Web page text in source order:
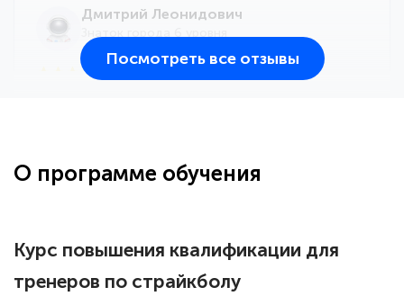
Дмитрий Леонидович
большое количество методических
Посмотреть все отзывы
О программе обучения
Курс повышения квалификации для
тренеров по страйкболу